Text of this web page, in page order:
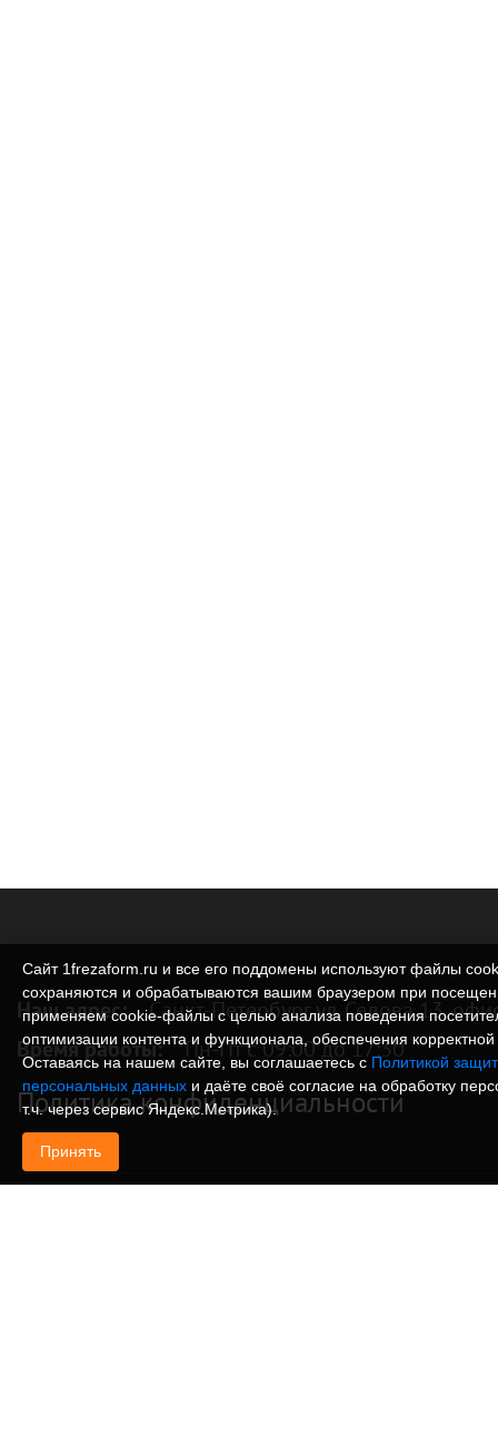
Наш адрес: Санкт-Петербург ул. Седова 13,
Время работы: Пн-Пт с 09:00 до 17:30
Политика конфиденциальности
Сайт 1frezaform.ru и все его поддомены используют файлы
сохраняются и обрабатываются вашим браузером при
применяем cookie‑файлы с целью анализа поведения
оптимизации контента и функционала, обеспечения
Оставаясь на нашем сайте, вы соглашаетесь с Политикой
персональных данных и даёте своё согласие на обработку
т.ч. через сервис Яндекс.Метрика).
Принять